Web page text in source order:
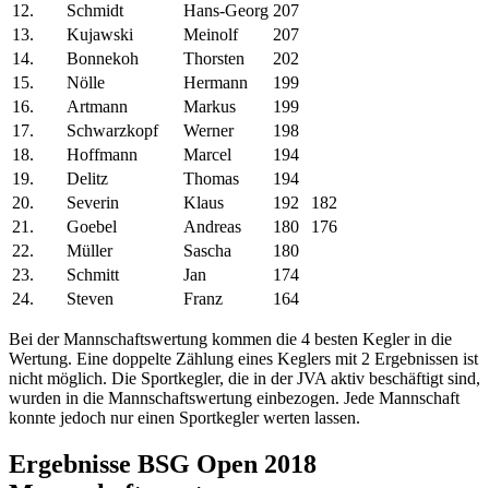
12.
Schmidt Hans-Georg 207
13.
Kujawski Meinolf
207
14.
Bonnekoh Thorsten
202
15.
Nölle Hermann
199
16.
Artmann Markus
199
17.
Schwarzkopf Werner
198
18.
Hoffmann Marcel
194
19.
Delitz Thomas
194
20.
Severin Klaus 192
182
21.
Goebel Andreas 180
176
22.
Müller Sascha
180
23.
Schmitt Jan
174
24.
Steven Franz 164
Bei der Mannschaftswertung kommen die 4 besten Kegler in die
Wertung. Eine doppelte Zählung eines Keglers mit 2 Ergebnissen ist
nicht möglich. Die Sportkegler, die in der JVA aktiv beschäftigt sind,
wurden in die Mannschaftswertung einbezogen. Jede Mannschaft
konnte jedoch nur einen Sportkegler werten lassen.
Ergebnisse BSG Open 2018